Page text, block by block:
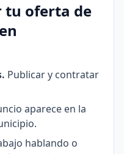
tu oferta de
Publicar y contratar
aparece en la
hablando o